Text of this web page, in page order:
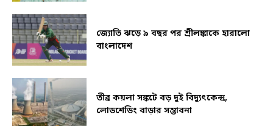
জ্যোতি ঝড়ে ৯ বছর পর শ্রীলঙ্কাকে হারালো
বাংলাদেশ
তীব্র কয়লা সঙ্কটে বড় দুই বিদ্যুৎকেন্দ্র,
লোডশেডিং বাড়ার সম্ভাবনা